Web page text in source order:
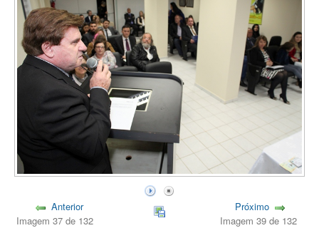
Anterior
Imagem 37 de 132
Próximo
Imagem 39 de 132